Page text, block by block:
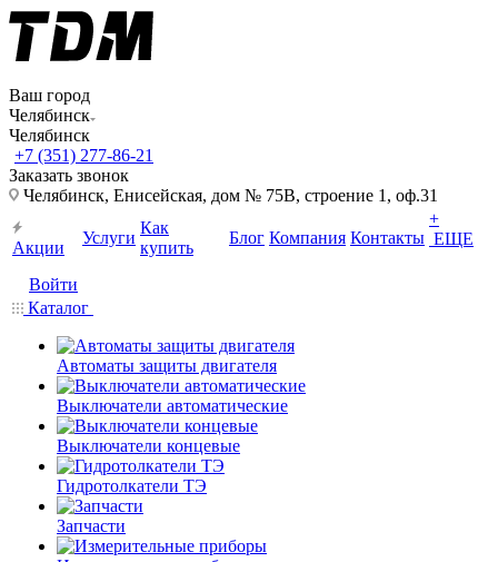
Ваш город
Челябинск
Челябинск
+7 (351) 277-86-21
Заказать звонок
Челябинск, Енисейская, дом № 75В, строение 1, оф.31
Акции
Услуги
Как
купить
Блог Компания Контакты
+
ЕЩЕ
Войти
Каталог
Автоматы защиты двигателя
Выключатели автоматические
Выключатели концевые
Гидротолкатели ТЭ
Запчасти